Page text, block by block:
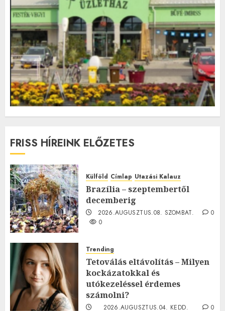
FRISS HÍREINK ELŐZETES
Külföld Címlap Utazási Kalauz
Brazília – szeptembertől
decemberig
2026.AUGUSZTUS.08. SZOMBAT.
0
0
Trending
Tetoválás eltávolítás – Milyen
kockázatokkal és
utókezeléssel érdemes
számolni?
2026.AUGUSZTUS.04. KEDD.
0